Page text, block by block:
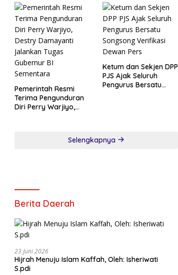
Pernyataan dan Minta
Maaf
Pemerintah Resmi
Terima Pengunduran
Diri Perry Warjiyo,
Ketum dan Sekjen DPP
PJS Ajak Seluruh
Pengurus Bersatu
Selengkapnya
Berita Daerah
23 Juni 2026
Hijrah Menuju Islam Kaffah, Oleh: Isheriwati
S.pdi